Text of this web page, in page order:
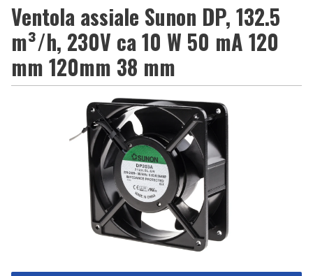
Ventola assiale Sunon DP, 132.5
m³/h, 230V ca 10 W 50 mA 120
mm 120mm 38 mm